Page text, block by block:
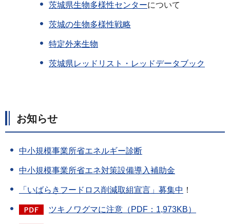
茨城県生物多様性センターについて
茨城の生物多様性戦略
特定外来生物
茨城県レッドリスト・レッドデータブック
お知らせ
中小規模事業所省エネルギー診断
中小規模事業所省エネ対策設備導入補助金
「いばらきフードロス削減取組宣言」募集中 ！
ツキノワグマに注意（PDF：1,973KB）